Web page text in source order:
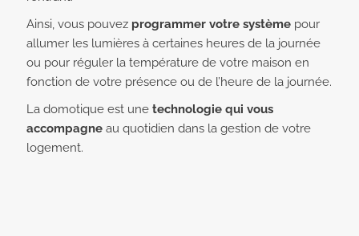
Ainsi, vous pouvez programmer votre systèmepour
allumer les lumières à certaines heures de la journée
ou pour réguler la température de votre maison en
fonction de votre présence ou de l’heure de la journée.
La domotique est une technologie qui vous
accompagneau quotidien dans la gestion de votre
logement.